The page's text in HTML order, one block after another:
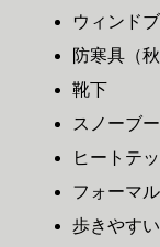
ウィンド
防寒具（秋
靴下
スノーブー
ヒートテ
フォーマ
歩きやす